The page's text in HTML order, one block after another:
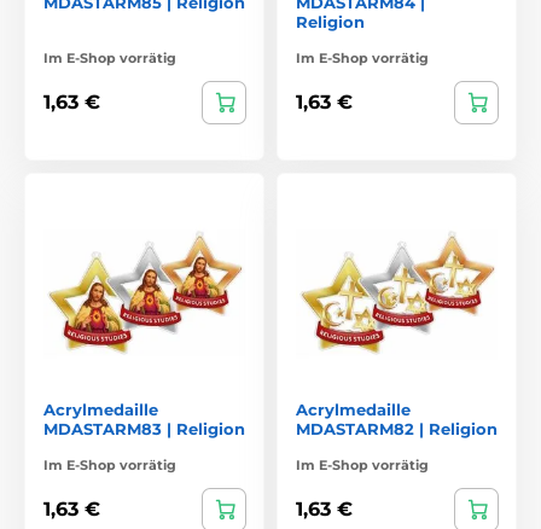
Im E-Shop vorrätig
1,63 €
Religion
Im E-Shop vorrätig
1,63 €
Acrylmedaille
MDASTARM83 | Religion
Im E-Shop vorrätig
1,63 €
Acrylmedaille
MDASTARM82 | Religion
Im E-Shop vorrätig
1,63 €